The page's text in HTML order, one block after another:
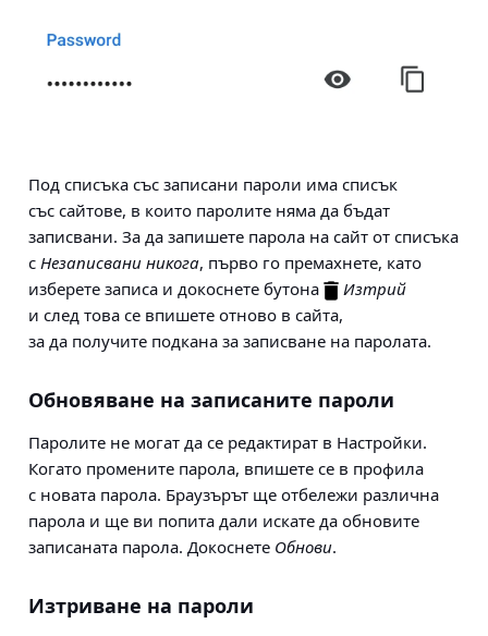
Под списъка със записани пароли има списък
със сайтове, в които паролите няма да бъдат
записвани. За да запишете парола на сайт от списъка
с Незаписвани никога, първо го премахнете, като
изберете записа и докоснете бутона
Изтрий
и след това се впишете отново в сайта,
за да получите подкана за записване на паролата.
Обновяване на записаните пароли
Паролите не могат да се редактират в Настройки.
Когато промените парола, впишете се в профила
с новата парола. Браузърът ще отбележи различна
парола и ще ви попита дали искате да обновите
записаната парола. Докоснете Обнови.
Изтриване на пароли